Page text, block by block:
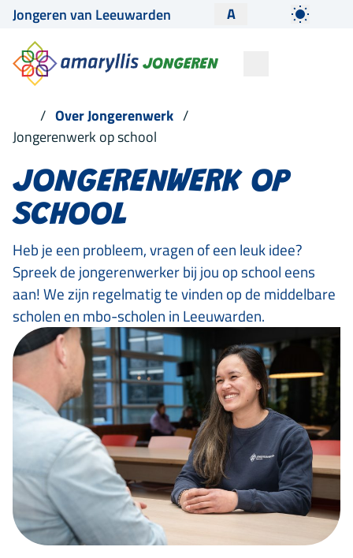
Jongeren van Leeuwarden A
Over Jongerenwerk
Jongerenwerk op school
JONGERENWERK OP
SCHOOL
Heb je een probleem, vragen of een leuk idee?
Spreek de jongerenwerker bij jou op school eens
aan! We zijn regelmatig te vinden op de middelbare
scholen en mbo-scholen in Leeuwarden.